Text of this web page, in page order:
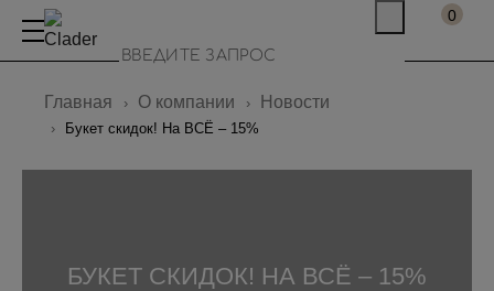
0
Главная О компании Новости
Букет скидок! На ВСЁ – 15%
БУКЕТ СКИДОК! НА ВСЁ – 15%